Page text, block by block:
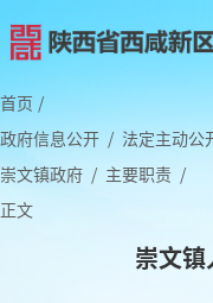
首页 /
政府信息公开 / 法定主动公
崇文镇政府 / 主要职责 /
正文
崇文